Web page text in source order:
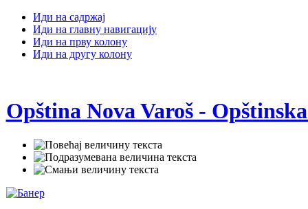
Иди на садржај
Иди на главну навигацију
Иди на прву колону
Иди на другу колону
Opština Nova Varoš -